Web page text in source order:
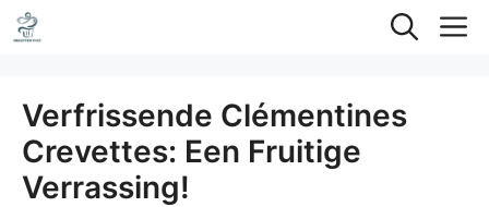
Ga
naar
inhoud
Verfrissende Clémentines
Crevettes: Een Fruitige
Verrassing!